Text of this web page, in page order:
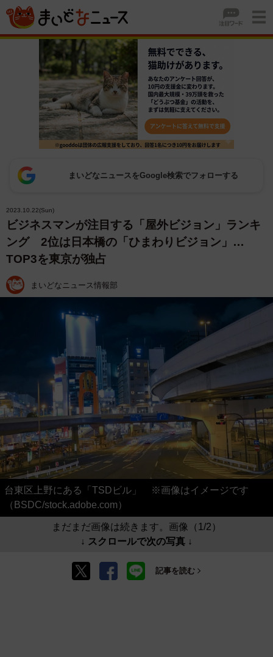
まいどなニュースをGoogle検索でフォローする
2023.10.22(Sun)
ビジネスマンが注目する「屋外ビジョン」ランキ
ング 2位は日本橋の「ひまわりビジョン」…
TOP3を東京が独占
まいどなニュース情報部
台東区上野にある「TSDビル」 ※画像はイメージです
（BSDC/stock.adobe.com）
まだまだ画像は続きます。画像（1/2）
↓ スクロールで次の写真 ↓
記事を読む